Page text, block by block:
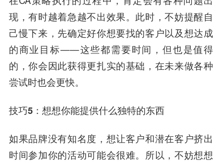
现，有时越着急越不出效果。此时，不妨提醒自
己慢下来， 先确定好你想要找的客户以及想达成
的商业目标——这些都需要时间，但也是值得
的，你会因此获得更扎实的基础，在未来做各种
尝试时也会更快。
技巧5：想想你能提供什么独特的东西
如果品牌没有知名度，想让客户和潜在客户挤出
时间参加你的活动可能会很难。所以，不妨想想